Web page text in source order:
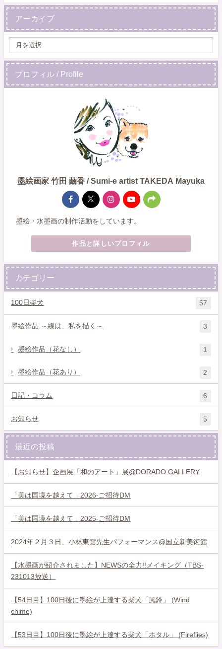
アーカイブ
プロフィル / Profile
墨絵画家 竹田 繭香 / Sumi-e artist TAKEDA Mayuka
墨絵・水墨画の制作活動をしています。
作品と詳しいプロフィル
カテゴリー
100日柴犬 57
墨絵作品 ～線は、私を描く～ 3
墨絵作品（花なし） 1
墨絵作品（花あり） 2
日記・コラム 6
お知らせ 5
最近の投稿
【お知らせ】企画展「和のアート」展@DORADO GALLERY
「美は国境を越えて」2026-ご招待DM
「美は国境を越えて」2025-ご招待DM
2024年２月３日、小林東雲先生パフォーマンス@国立新美術館
【水墨画が紹介されました】NEWSの全力!!メイキング（TBS-
231013放送）
【54日目】100日後に墨絵が上達する柴犬「風鈴」 (Wind
chime)
【53日目】100日後に墨絵が上達する柴犬「ホタル」 (Fireflies)